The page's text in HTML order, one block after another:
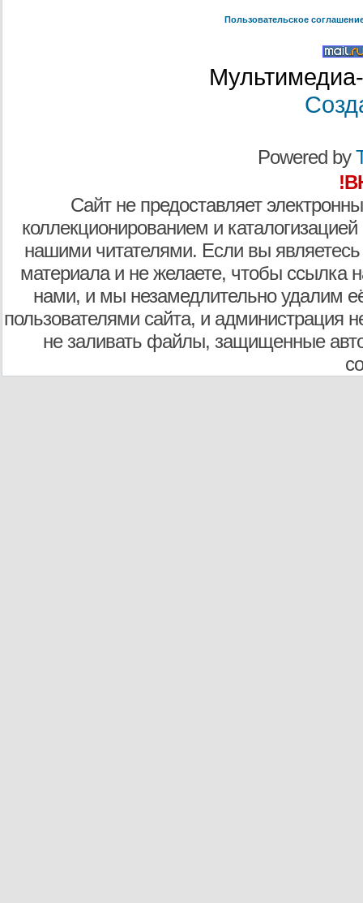
Пользовательское
Powered by
Сайт не предоставляет
коллекционированием и
нашими читателями. Если вы являетесь
материала и не желаете, чтобы ссылка
нами, и мы незамедлительно удалим
пользователями сайта, и администрация
не заливать файлы, защищенные